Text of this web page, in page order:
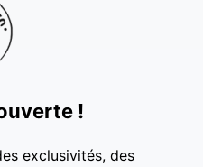
!
exclusivités, des